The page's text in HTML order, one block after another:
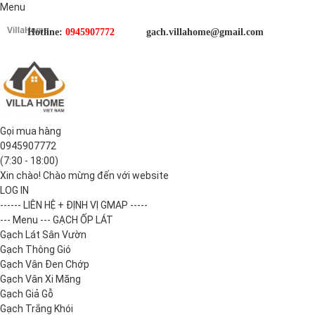
Menu
Hotline: 0945907772 gach.villahome@gmail.com
Gọi mua hàng
0945907772
(7:30 - 18:00)
Xin chào! Chào mừng đến với website
LOG IN
------ LIÊN HỆ + ĐỊNH VỊ GMAP -----
--- Menu --- GẠCH ỐP LÁT
Gạch Lát Sân Vườn
Gạch Thông Gió
Gạch Vân Đen Chớp
Gạch Vân Xi Măng
Gạch Giả Gỗ
Gạch Trắng Khói